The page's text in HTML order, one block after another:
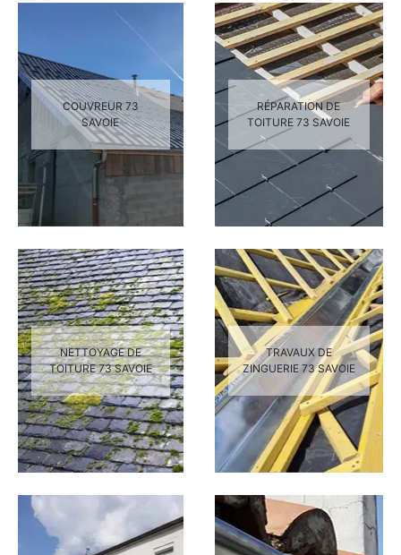
COUVREUR 73
SAVOIE
RÉPARATION DE
TOITURE 73 SAVOIE
NETTOYAGE DE
TOITURE 73 SAVOIE
TRAVAUX DE
ZINGUERIE 73 SAVOIE